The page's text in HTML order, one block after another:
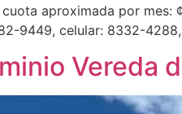
aproximada por mes:
9449, celular: 8332-
Vereda